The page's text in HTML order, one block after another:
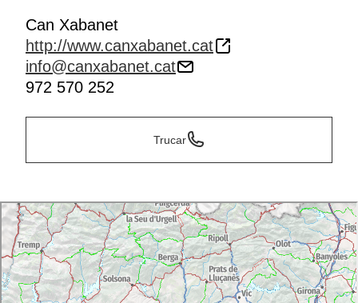
Can Xabanet
http://www.canxabanet.cat
info@canxabanet.cat
972 570 252
Trucar